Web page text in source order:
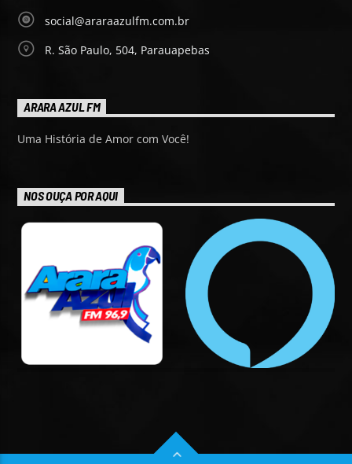
social@araraazulfm.com.br
R. São Paulo, 504, Parauapebas
ARARA AZUL FM
Uma História de Amor com Você!
NOS OUÇA POR AQUI